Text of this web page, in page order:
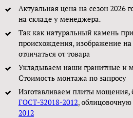
Актуальная цена на сезон 2026
на складе у менеджера.
Так как натуральный камень
происхождения, изображение
отличаться от товара
Укладываем наши гранитные и
Стоимость монтажа по запросу
Изготавливаем плиты мощения,
ГОСТ-32018-2012,
2012